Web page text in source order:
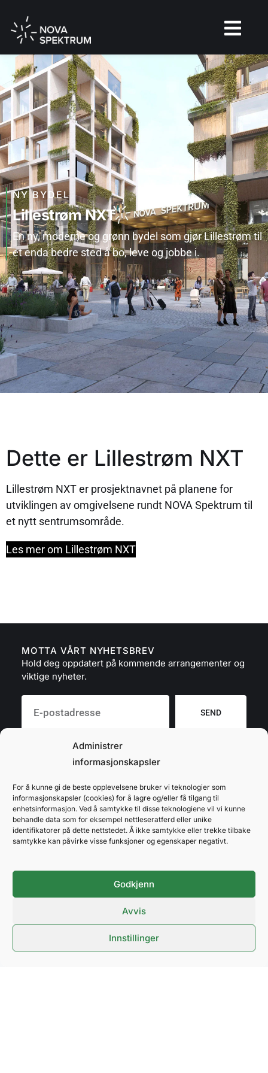
Administrer
informasjonskapsler
For å kunne gi de beste opplevelsene bruker vi teknologier som
informasjonskapsler (cookies) for å lagre og/eller få tilgang til
enhetsinformasjon. Ved å samtykke til disse teknologiene vil vi kunne
behandle data som for eksempel nettleseratferd eller unike
identifikatorer på dette nettstedet. Å ikke samtykke eller trekke tilbake
samtykke kan påvirke visse funksjoner og egenskaper negativt.
Godkjenn
Avvis
Innstillinger
NY BYDEL
Lillestrøm NXT
En ny, moderne og grønn bydel som gjør Lillestrøm til
et enda bedre sted å bo, leve og jobbe i.
Dette er Lillestrøm NXT
Lillestrøm NXT er prosjektnavnet på planene for
utviklingen av omgivelsene rundt NOVA Spektrum til
et nytt sentrumsområde.
Les mer om Lillestrøm NXT
MOTTA VÅRT NYHETSBREV
Hold deg oppdatert på kommende arrangementer og
viktige nyheter.
SEND
Messeveien 8, 2004 LILLESTRØM